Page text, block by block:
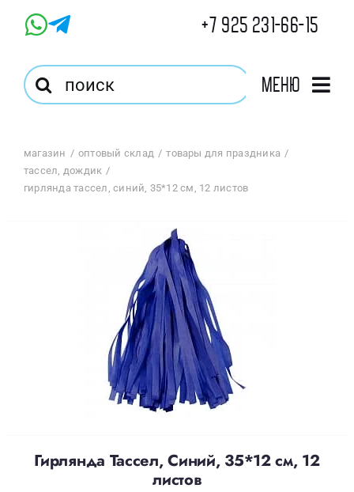
+7 925 231-66-15
Результат
поиска:
Меню
Магазин
магазин оптовый склад
товары для праздника
тассел, дождик
гирлянда тассел, синий, 35*12 см, 12 листов
Гирлянда Тассел, Синий, 35*12 см, 12
листов